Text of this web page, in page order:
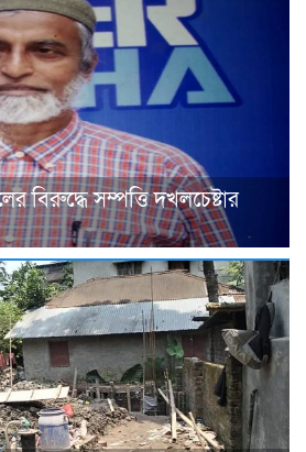
বিরুদ্ধে সম্পত্তি দখলচেষ্টার